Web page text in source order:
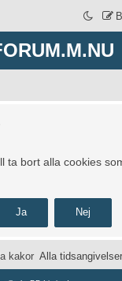
ta bort alla cookies
Alla
kakor